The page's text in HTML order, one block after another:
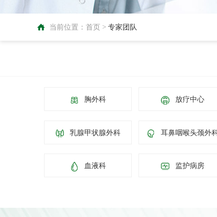
当前位置： 首页 > 专家团队
胸外科 放疗中心
乳腺甲状腺外科 耳鼻咽喉头颈外
血液科 监护病房